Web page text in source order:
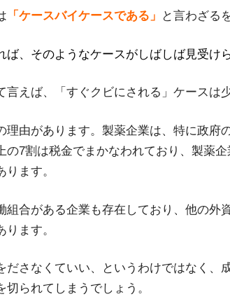
「ケースバイケースである」 と言わざる
、そのようなケースがしばしば見受け
えば、「すぐクビにされる」ケースは
由があります。製薬企業は、特に政府
の7割は税金でまかなわれており、製薬
ます。
組合がある企業も存在しており、他の外
ます。
ださなくていい、というわけではなく、
られてしまうでしょう。